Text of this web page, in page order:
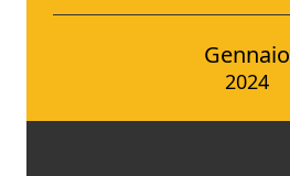
Gennaio
2024